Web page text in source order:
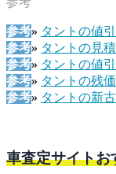
参考» タントの値
参考» タントの見
参考» タントの値
参考» タントの残
参考» タントの新
車査定サイトお